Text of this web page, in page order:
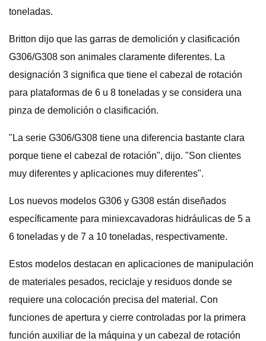
toneladas.
Britton dijo que las garras de demolición y clasificación
G306/G308 son animales claramente diferentes. La
designación 3 significa que tiene el cabezal de rotación
para plataformas de 6 u 8 toneladas y se considera una
pinza de demolición o clasificación.
"La serie G306/G308 tiene una diferencia bastante clara
porque tiene el cabezal de rotación", dijo. "Son clientes
muy diferentes y aplicaciones muy diferentes".
Los nuevos modelos G306 y G308 están diseñados
específicamente para miniexcavadoras hidráulicas de 5 a
6 toneladas y de 7 a 10 toneladas, respectivamente.
Estos modelos destacan en aplicaciones de manipulación
de materiales pesados, reciclaje y residuos donde se
requiere una colocación precisa del material. Con
funciones de apertura y cierre controladas por la primera
función auxiliar de la máquina y un cabezal de rotación